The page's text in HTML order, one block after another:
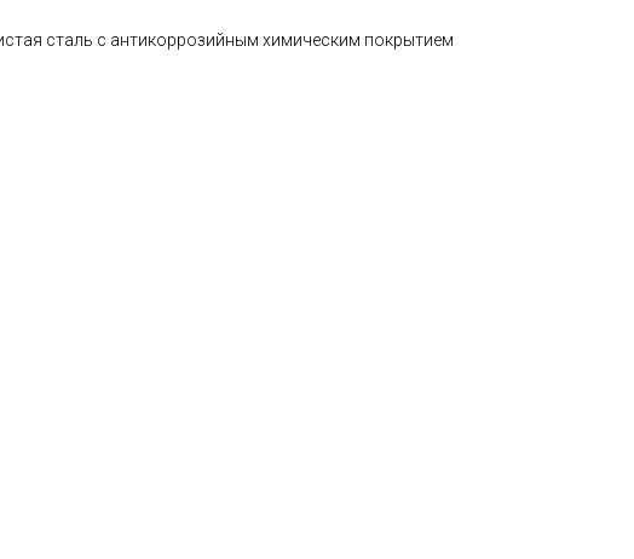
сталь с антикоррозийным химическим покрытием